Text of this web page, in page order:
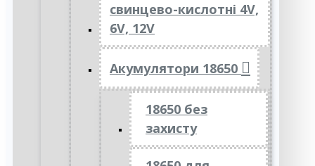
свинцево-кислотні 4V,
6V, 12V
Акумулятори 18650
18650 без
захисту